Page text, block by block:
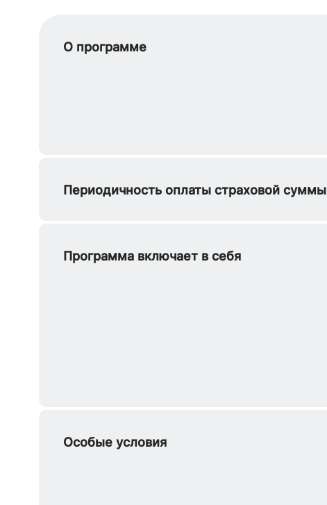
О программе
Периодичность оплаты страховой суммы
Программа включает в себя
Особые условия